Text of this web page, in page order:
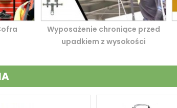
Wyposażenie chroniące przed
upadkiem z wysokości